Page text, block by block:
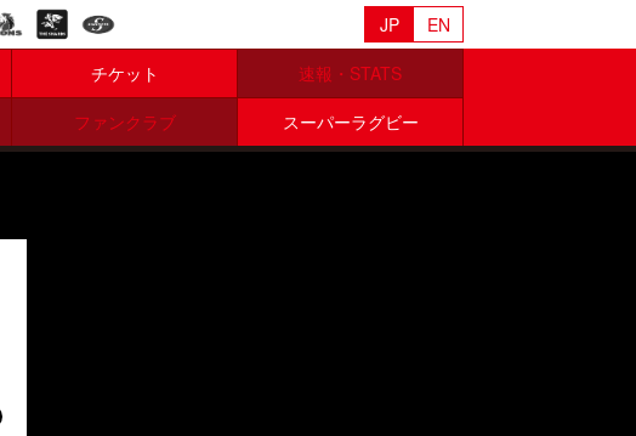
チケット
速報・STATS
ファンクラブ スーパーラグビー
JP EN